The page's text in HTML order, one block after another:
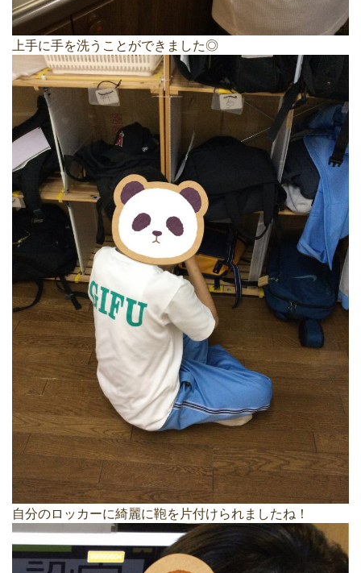
上手に手を洗うことができました◎
自分のロッカーに綺麗に鞄を片付けられましたね！